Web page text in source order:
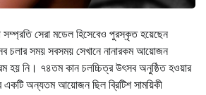
সেরা মডেল হিসেবেও পুরস্কৃত হয়েছেন
চলার সময় সবসময় সেখানে নানারকম আয়োজন
হয় নি। ৭৪তম কান চলচ্চিত্র উৎসব অনুষ্ঠিত হওয়ার
একটি অন্যতম আয়োজন ছিল ব্রিটিশ সাময়িকী